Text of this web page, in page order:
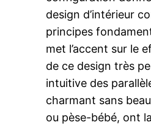
design d’intérieur
principes
met l’accent sur le
de ce design très
intuitive des
charmant sans
ou pèse-bébé, ont